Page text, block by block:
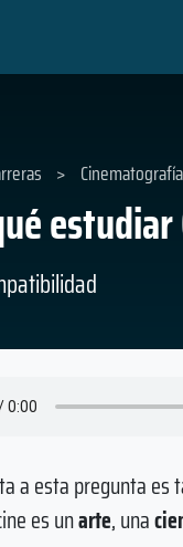
estudiar
> Cinematografía
a esta pregunta es
es unarte, una